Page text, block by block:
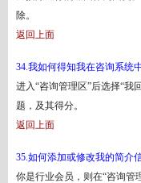
除。
返回上面
34.我如何得知我在咨询系统
进入 “咨询管理区”后选择“我
题，及其得分。
返回上面
35.如何添加或修改我的简介
你是行业会员，则在“咨询管